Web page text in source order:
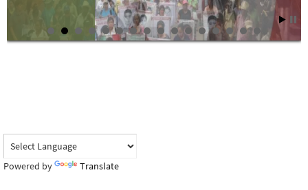
Powered by Translate